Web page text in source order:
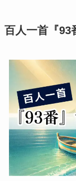
百人一首『93